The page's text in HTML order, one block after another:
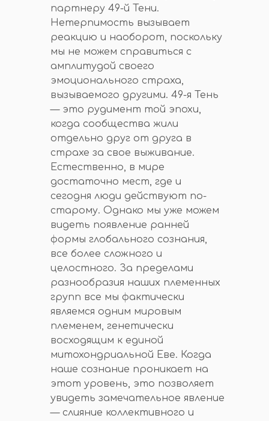
партнеру 49-й Тени.
Нетерпимость вызывает
реакцию и наоборот, поскольку
мы не можем справиться с
амплитудой своего
эмоционального страха,
вызываемого другими. 49-я Тень
— это рудимент той эпохи,
когда сообщества жили
отдельно друг от друга в
страхе за свое выживание.
Естественно, в мире
достаточно мест, где и
сегодня люди действуют по-
старому. Однако мы уже можем
видеть появление ранней
формы глобального сознания,
все более сложного и
целостного. За пределами
разнообразия наших племенных
групп все мы фактически
являемся одним мировым
племенем, генетически
восходящим к единой
митохондриальной Еве. Когда
наше сознание проникает на
этот уровень, это позволяет
увидеть замечательное явление
— слияние коллективного и